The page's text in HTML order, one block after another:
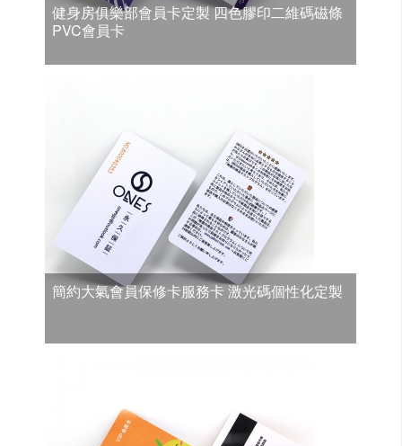
健身房俱樂部會員卡定製 四色膠印二維碼磁條
PVC會員卡
簡約大氣會員保修卡服務卡 激光碼個性化定製